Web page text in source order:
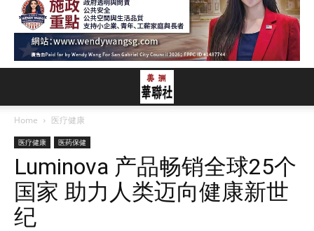
Home 医疗健康
医疗健康 医药保健
Luminova 产品畅销全球25个
国家 助力人类迈向健康新世
纪